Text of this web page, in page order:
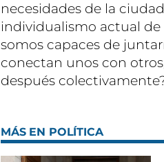
necesidades de la
individualismo actual de
somos capaces de
conectan unos con
después
MÁS EN POLÍTICA